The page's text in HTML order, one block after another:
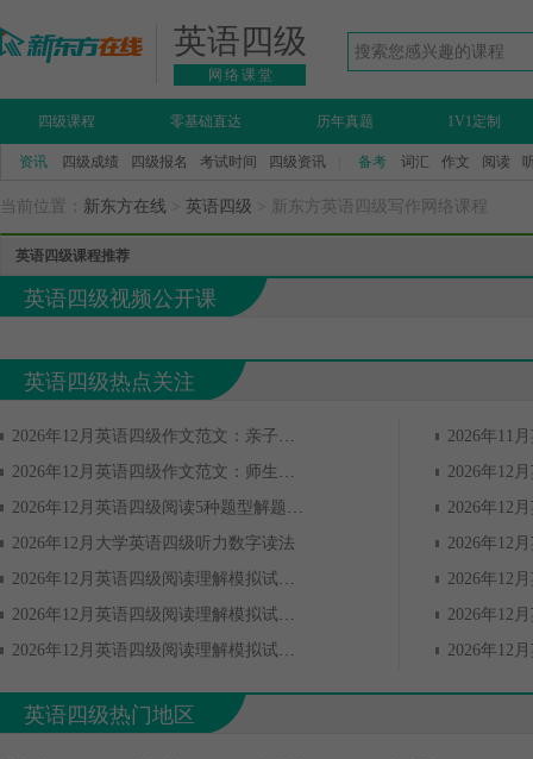
英语四级
网络课堂
四级课程 零基础直达 历年真题 1V1定制
资讯 四级成绩 四级报名 考试时间 四级资讯 备考 词汇 作文 阅读
当前位置： 新东方在线 > 英语四级 > 新东方英语四级写作网络课程
英语四级课程推荐
英语四级视频公开课
英语四级热点关注
2026年12月英语四级作文范文：亲子关系
2026年12月英语四级作文范文：师生关系
2026年12月英语四级阅读5种题型解题技巧
2026年12月大学英语四级听力数字读法
2026年12月英语四级阅读理解模拟试题(11)
2026年12月英语四级阅读理解模拟试题(12)
2026年12月英语四级阅读理解模拟试题(1)
英语四级热门地区